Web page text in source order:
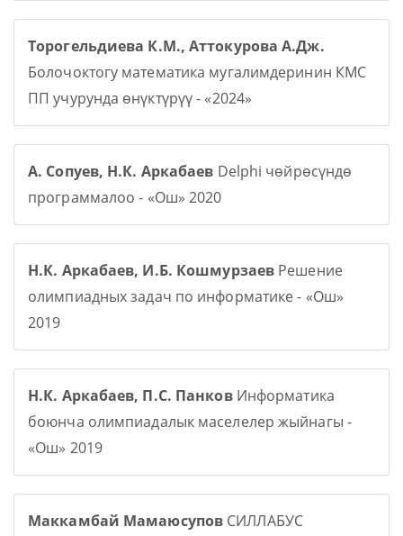
Торогельдиева К.М., Аттокурова А.Дж.
Болочоктогу математика мугалимдеринин КМС
ПП учурунда өнүктүрүү - «2024»
А. Сопуев, Н.К. Аркабаев Delphi чөйрөсүндө
программалоо - «Ош» 2020
Н.К. Аркабаев, И.Б. Кошмурзаев Решение
олимпиадных задач по информатике - «Ош»
2019
Н.К. Аркабаев, П.С. ПанковИнформатика
боюнча олимпиадалык маселелер жыйнагы -
«Ош» 2019
Маккамбай Мамаюсупов СИЛЛАБУС